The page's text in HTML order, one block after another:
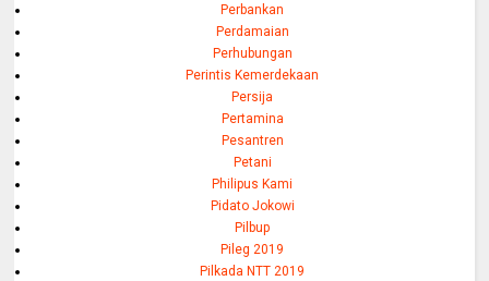
Perbankan
Perdamaian
Perhubungan
Perintis Kemerdekaan
Persija
Pertamina
Pesantren
Petani
Philipus Kami
Pidato Jokowi
Pilbup
Pileg 2019
Pilkada NTT 2019